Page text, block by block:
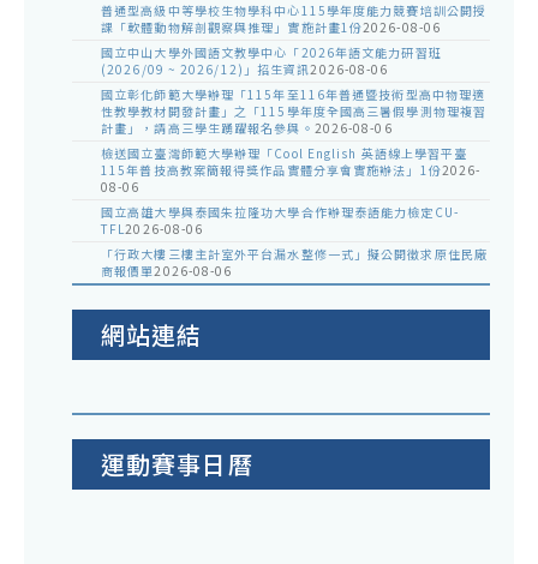
普通型高級中等學校生物學科中心115學年度能力競賽培訓公開授
課「軟體動物解剖觀察與推理」實施計畫1份2026-08-06
國立中山大學外國語文教學中心「2026年語文能力研習班
(2026/09 ~ 2026/12)」招生資訊2026-08-06
國立彰化師範大學辦理「115年至116年普通暨技術型高中物理適
性教學教材開發計畫」之「115學年度全國高三暑假學測物理複習
計畫」，請高三學生踴躍報名參與。 2026-08-06
檢送國立臺灣師範大學辦理「Cool English 英語線上學習平臺
115年普技高教案簡報得獎作品實體分享會實施辦法」1份2026-
08-06
國立高雄大學與泰國朱拉隆功大學合作辦理泰語能力檢定CU-
TFL2026-08-06
「行政大樓三樓主計室外平台漏水整修一式」擬公開徵求原住民廠
商報價單2026-08-06
網站連結
運動賽事日曆